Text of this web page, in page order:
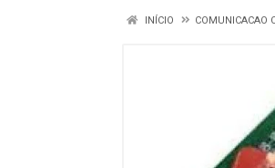
INÍCIO COMUNICACAO